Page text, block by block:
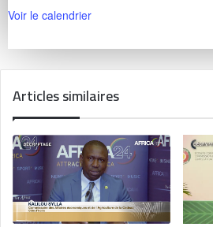
Voir le calendrier
Articles similaires